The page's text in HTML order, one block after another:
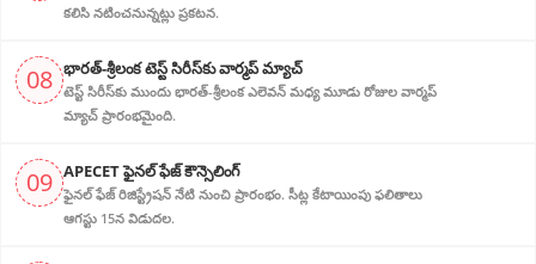
కలిసి నటించనున్నట్లు ప్రకటన.
08 భారత్-శ్రీలంక టెస్ట్ సిరీస్‌కు వార్మప్ మ్యాచ్
టెస్ట్ సిరీస్‌కు ముందు భారత్-శ్రీలంక ఎలెవన్ మధ్య మూడు రోజుల వార్మప్
మ్యాచ్ ప్రారంభమైంది.
09 APECET ఫైనల్ ఫేజ్ కౌన్సెలింగ్
ఫైనల్ ఫేజ్ రిజిస్ట్రేషన్ నేటి నుంచి ప్రారంభం. సీట్ల కేటాయింపు ఫలితాలు
ఆగస్టు 15న విడుదల.